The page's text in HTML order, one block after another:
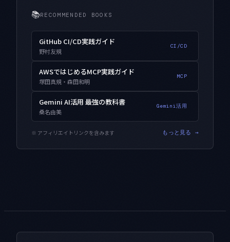
📚RECOMMENDED BOOKS
GitHub CI/CD実践ガイド
野村友規
CI/CD
AWSではじめるMCP実践ガイド
塚田真規・森田和明
MCP
Gemini AI活用 最強の教科書
桑名由美
Gemini活用
※ アフィリエイトリンクを含みます もっと見る →